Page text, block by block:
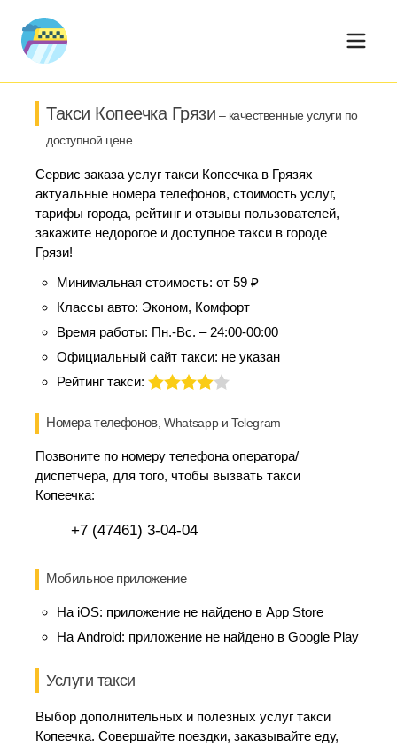
Такси Копеечка Грязи – качественные услуги по
доступной цене
Сервис заказа услуг такси Копеечка в Грязях –
актуальные номера телефонов, стоимость услуг,
тарифы города, рейтинг и отзывы пользователей,
закажите недорогое и доступное такси в городе
Грязи!
Минимальная стоимость: от 59 ₽
Классы авто: Эконом, Комфорт
Время работы: Пн.-Вс. – 24:00-00:00
Официальный сайт такси: не указан
Рейтинг такси:
Номера телефонов, Whatsapp и Telegram
Позвоните по номеру телефона оператора/
диспетчера, для того, чтобы вызвать такси
Копеечка:
+7 (47461) 3-04-04
Мобильное приложение
На iOS: приложение не найдено в App Store
На Android: приложение не найдено в Google Play
Услуги такси
Выбор дополнительных и полезных услуг такси
Копеечка. Совершайте поездки, заказывайте еду,